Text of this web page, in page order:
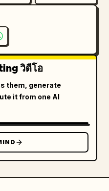
วิดีโอ
them, generate
it from one AI